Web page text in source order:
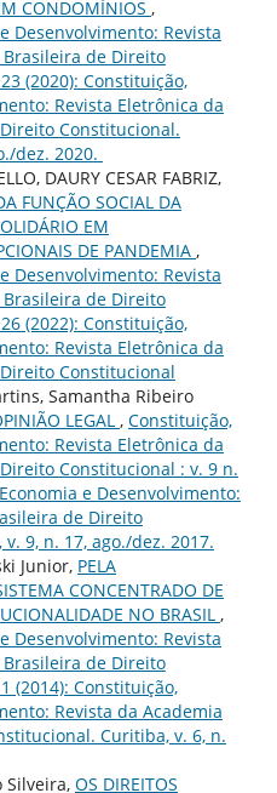
CONDOMÍNIOS ,
Desenvolvimento: Revista
de Direito
(2020): Constituição,
Revista Eletrônica da
Constitucional.
dez. 2020.
DAURY CESAR FABRIZ,
FUNÇÃO SOCIAL DA
EM
DE PANDEMIA ,
Desenvolvimento: Revista
de Direito
(2022): Constituição,
Revista Eletrônica da
Constitucional
Samantha Ribeiro
LEGAL , Constituição,
Revista Eletrônica da
Constitucional : v. 9 n.
e Desenvolvimento:
de Direito
9, n. 17, ago./dez. 2017.
Junior, PELA
CONCENTRADO DE
NO BRASIL ,
Desenvolvimento: Revista
de Direito
(2014): Constituição,
Revista da Academia
Curitiba, v. 6, n.
Silveira, OS DIREITOS